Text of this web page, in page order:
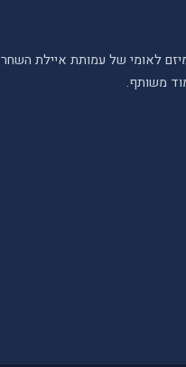
לאומי של עמותת איילת השחר
משותף.